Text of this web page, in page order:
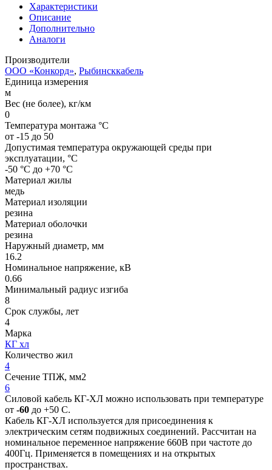
Характеристики
Описание
Дополнительно
Аналоги
Производители
ООО «Конкорд», Рыбинсккабель
Единица измерения
м
Вес (не более), кг/км
0
Температура монтажа °C
от -15 до 50
Допустимая температура окружающей среды при
эксплуатации, °C
-50 °С до +70 °С
Материал жилы
медь
Материал изоляции
резина
Материал оболочки
резина
Наружный диаметр, мм
16.2
Номинальное напряжение, кВ
0.66
Минимальный радиус изгиба
8
Срок службы, лет
4
Марка
КГ хл
Количество жил
4
Сечение ТПЖ, мм2
6
Силовой кабель КГ-ХЛ можно использовать при температуре
от -60 до +50 С.
Кабель КГ-ХЛ используется для присоединения к
электрическим сетям подвижных соединений. Рассчитан на
номинальное переменное напряжение 660В при частоте до
400Гц. Применяется в помещениях и на открытых
пространствах.